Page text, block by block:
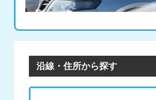
沿線・住所から探す